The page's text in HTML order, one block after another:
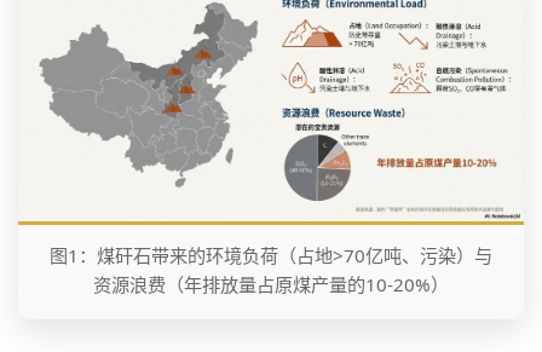
图1：煤矸石带来的环境负荷（占地>70亿吨、污染）与
资源浪费（年排放量占原煤产量的10-20%）